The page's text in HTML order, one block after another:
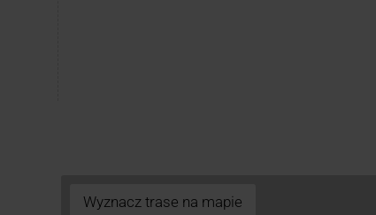
Wyznacz trase na mapie